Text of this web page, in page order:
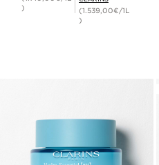
)
(1.539,00€/1L
)